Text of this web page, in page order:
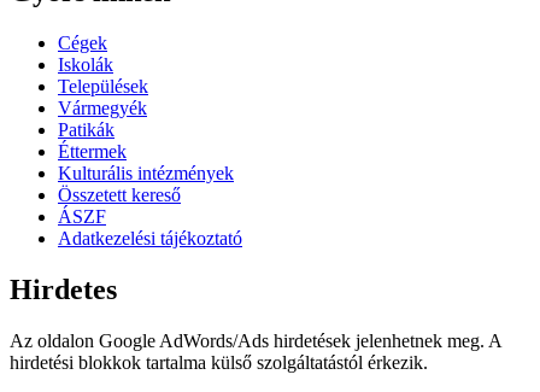
Cégek
Iskolák
Települések
Vármegyék
Patikák
Éttermek
Kulturális intézmények
Összetett kereső
ÁSZF
Adatkezelési tájékoztató
Hirdetes
Az oldalon Google AdWords/Ads hirdetések jelenhetnek meg. A
hirdetési blokkok tartalma külső szolgáltatástól érkezik.